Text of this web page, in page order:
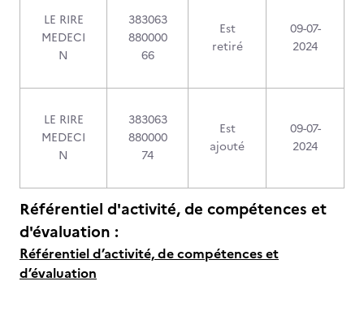
LE RIRE
MEDECI
N
383063
880000
66
Est
retiré
09-07-
2024
LE RIRE
MEDECI
N
383063
880000
74
Est
ajouté
09-07-
2024
Référentiel d'activité, de compétences et
d'évaluation :
Référentiel d’activité, de compétences et
d’évaluation